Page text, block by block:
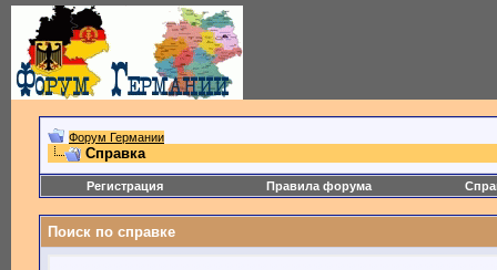
Форум Германии
Справка
Регистрация Правила форума
Поиск по справке